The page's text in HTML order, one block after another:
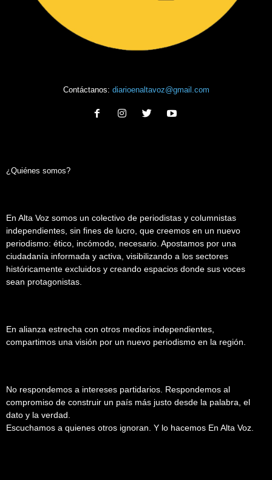
Contáctanos: diarioenaltavoz@gmail.com
¿Quiénes somos?
En Alta Voz somos un colectivo de periodistas y columnistas
independientes, sin fines de lucro, que creemos en un nuevo
periodismo: ético, incómodo, necesario. Apostamos por una
ciudadanía informada y activa, visibilizando a los sectores
históricamente excluidos y creando espacios donde sus voces
sean protagonistas.
En alianza estrecha con otros medios independientes,
compartimos una visión por un nuevo periodismo en la región.
No respondemos a intereses partidarios. Respondemos al
compromiso de construir un país más justo desde la palabra, el
dato y la verdad.
Escuchamos a quienes otros ignoran. Y lo hacemos En Alta Voz.